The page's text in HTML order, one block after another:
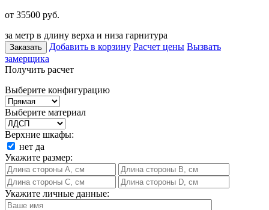
от 35500 руб.
за метр в длину верха и низа гарнитура
Заказать Добавить в корзину Расчет цены Вызвать
замерщика
Получить расчет
Выберите конфигурацию
Выберите материал
Верхние шкафы:
нет да
Укажите размер:
Укажите личные данные: